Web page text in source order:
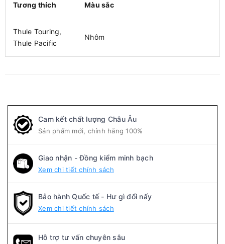
Tương thích Màu sắc
Thule Touring,
Thule Pacific
Nhôm
Cam kết chất lượng Châu Âu
Sản phẩm mới, chính hãng 100%
Giao nhận - Đồng kiểm minh bạch
Xem chi tiết chính sách
Bảo hành Quốc tế - Hư gì đổi nấy
Xem chi tiết chính sách
Hỗ trợ tư vấn chuyên sâu